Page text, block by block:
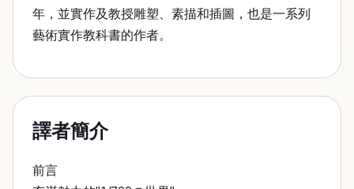
年，並實作及教授雕塑、素描和插圖，也是一系列
藝術實作教科書的作者。
譯者簡介
前言